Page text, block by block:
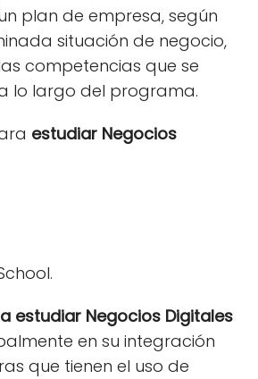
plan de empresa, según
situación de negocio,
competencias que se
lo largo del programa.
estudiar Negocios
estudiar Negocios Digitales
en su integración
que tienen el uso de